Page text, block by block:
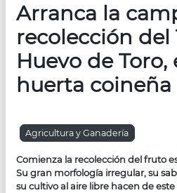
Arranca la
recolección del
Huevo de Toro,
huerta coineña
Agricultura y Ganadería
Comienza la recolección del fruto
Su gran morfología irregular, su
su cultivo al aire libre hacen de